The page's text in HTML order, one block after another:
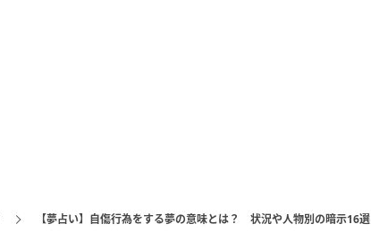
【夢占い】自傷行為をする夢の意味とは？ 状況や人物別の暗示16選